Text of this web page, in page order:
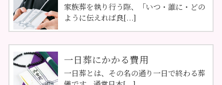
家族葬を執り行う際、「いつ・誰に・どの
ように伝えれば良[...]
一日葬にかかる費用
一日葬とは、その名の通り一日で終わる葬